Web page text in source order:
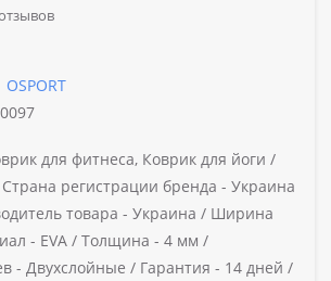
OSPORT
для фитнеса, Коврик для йоги /
Страна регистрации бренда - Украина
товара - Украина / Ширина
- EVA / Толщина - 4 мм /
- Двухслойные / Гарантия - 14 дней /